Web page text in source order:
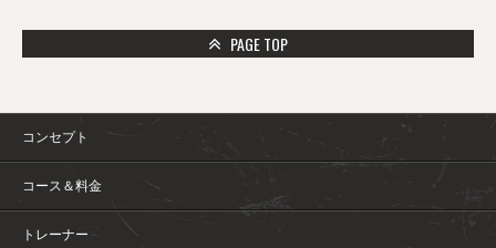
PAGE TOP
コンセプト
コース＆料金
トレーナー